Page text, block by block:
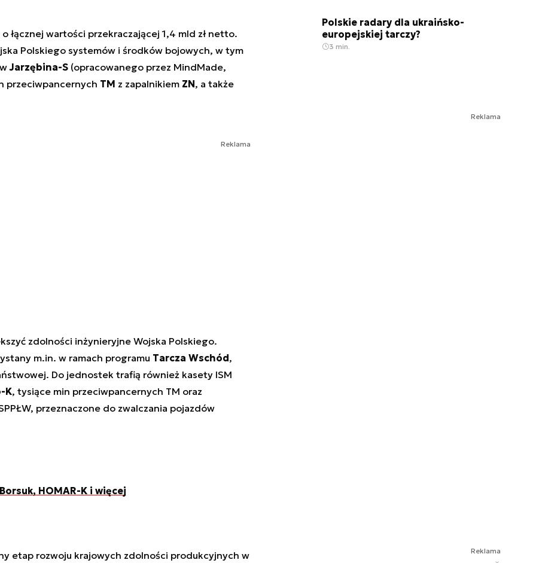
łącznej wartości przekraczającej 1,4 mld zł netto.
Polskiego systemów i środków bojowych, w tym
Jarzębina-S(opracowanego przez MindMade,
przeciwpancernych TM z zapalnikiem ZN, a także
Reklama
zdolności inżynieryjne Wojska Polskiego.
m.in. w ramach programu Tarcza Wschód,
Do jednostek trafią również kasety ISM
K, tysiące min przeciwpancernych TM oraz
przeznaczone do zwalczania pojazdów
HOMAR-K i więcej
etap rozwoju krajowych zdolności produkcyjnych w
Polskie radary dla ukraińsko-
europejskiej tarczy?
3 min.
Reklama
Reklama